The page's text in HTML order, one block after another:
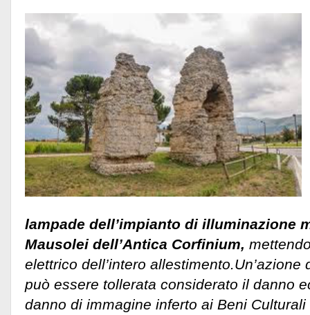
lampade dell’impianto di illuminazione
Mausolei dell’Antica Corfinium,
elettrico dell’intero
può essere tollerata considerato il danno
danno di immagine inferto ai Beni